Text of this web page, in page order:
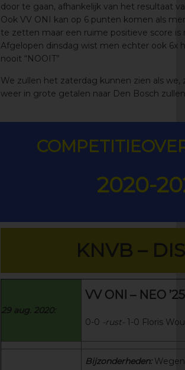
door te gaan, afhankelijk van het resultaat
Ook VV ONI kan op 6 punten komen als
te zetten maar een ruime positieve score is
Afgelopen dinsdag wist men echter ook
nooit “NOOIT”
We zullen het zaterdag kunnen zien als
weer in grote getalen naar Den Bosch
2020-
KNVB –
29 aug. 2020:
VV ONI – NEO
0-0 -rust- 1-0 Floris
Bijzonderheden: